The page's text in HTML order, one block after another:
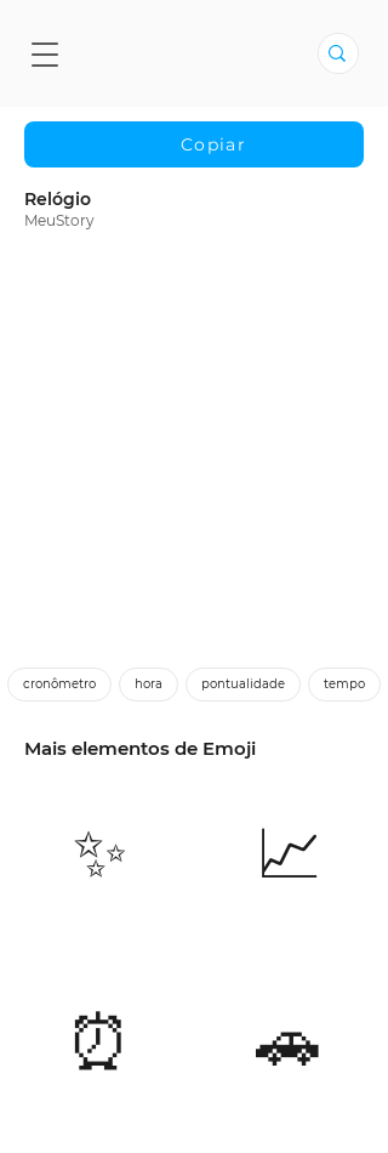
Copiar
Relógio
MeuStory
cronômetro hora pontualidade tempo
Mais elementos de Emoji
✨
⏰
📈
🚗